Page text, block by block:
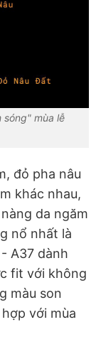
sóng" mùa lễ
đỏ pha nâu
khác nhau,
da ngăm
nổ nhất là
A37 dành
fit với không
màu son
với mùa